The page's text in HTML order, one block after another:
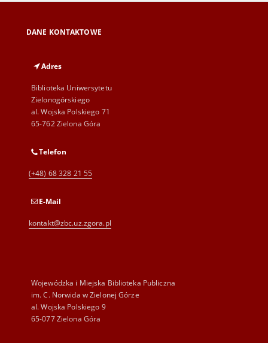
DANE KONTAKTOWE
Adres
Biblioteka Uniwersytetu
Zielonogórskiego
al. Wojska Polskiego 71
65-762 Zielona Góra
Telefon
(+48) 68 328 21 55
E-Mail
kontakt@zbc.uz.zgora.pl
Wojewódzka i Miejska Biblioteka Publiczna
im. C. Norwida w Zielonej Górze
al. Wojska Polskiego 9
65-077 Zielona Góra